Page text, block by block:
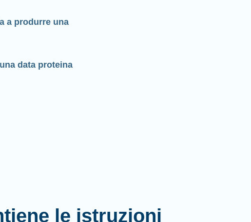
a produrre una
data proteina
le istruzioni